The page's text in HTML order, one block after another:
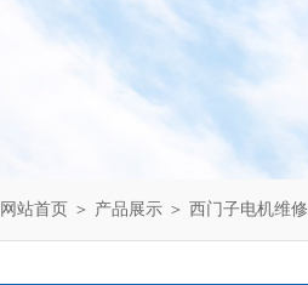
网站首页 ＞ 产品展示 ＞ 西门子电机维修